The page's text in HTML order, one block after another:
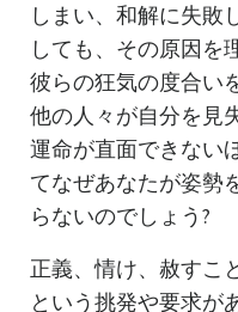
しまい、和解に失敗
しても、その原因を
彼らの狂気の度合い
他の人々が自分を見
運命が直面できない
てなぜあなたが姿勢
らないのでしょう?
正義、情け、赦すこ
という挑発や要求が